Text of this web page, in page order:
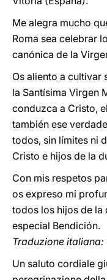
Me alegra mucho
Roma sea celebrar
canónica de la
Os aliento a cultivar
la Santísima Virgen
conduzca a Cristo,
también ese
todos, sin límites ni
Cristo e hijos de la
Con mis respetos
os expreso mi
todos los hijos de la
especial Bendición.
Traduzione italiana:
Un saluto cordiale